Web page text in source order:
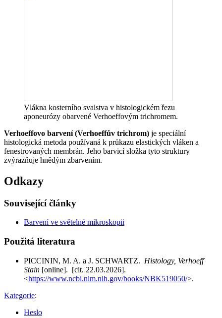
Vlákna kosterního svalstva v histologickém řezu
aponeurózy obarvené Verhoeffovým trichromem.
Verhoeffovo barvení (Verhoeffův trichrom) je speciální
histologická metoda používaná k průkazu elastických vláken a
fenestrovaných membrán. Jeho barvicí složka tyto struktury
zvýrazňuje hnědým zbarvením.
Odkazy
Související články
Barvení ve světelné mikroskopii
Použitá literatura
PICCININ, M. A. a J. SCHWARTZ. Histology, Verhoeff
Stain [online]. [cit. 22.03.2026].
<https://www.ncbi.nlm.nih.gov/books/NBK519050/>.
Kategorie:
Heslo